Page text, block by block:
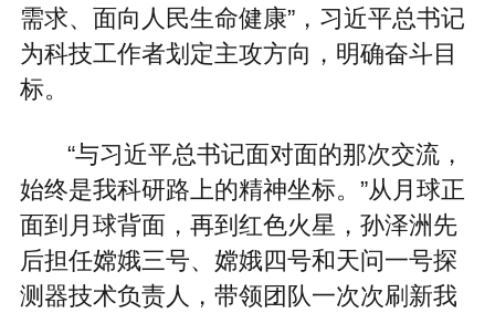
需求、面向人民生命健康”，习近平总书记
为科技工作者划定主攻方向，明确奋斗目
标。
“与习近平总书记面对面的那次交流，
始终是我科研路上的精神坐标。”从月球正
面到月球背面，再到红色火星，孙泽洲先
后担任嫦娥三号、嫦娥四号和天问一号探
测器技术负责人，带领团队一次次刷新我